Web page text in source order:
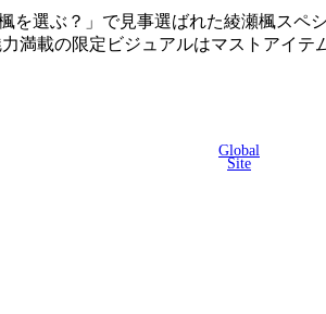
Global
Site
選ぶ？」で見事選ばれた綾瀬楓スペ
満載の限定ビジュアルはマストアイテ